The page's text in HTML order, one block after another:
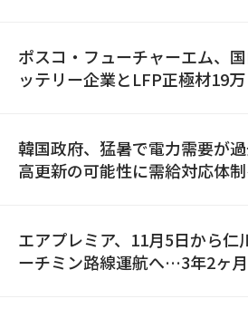
ポスコ・フューチャーエム、
ッテリー企業とLFP正極材19
韓国政府、猛暑で電力需要が
高更新の可能性に需給対応体
エアプレミア、11月5日から仁
ーチミン路線運航へ…3年2ヶ